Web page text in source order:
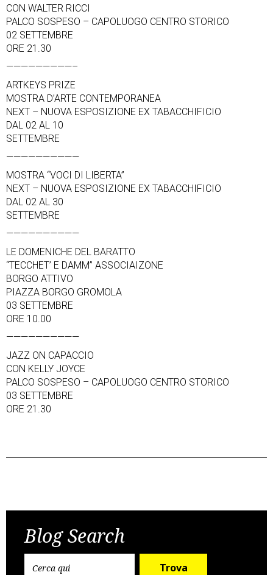
CON WALTER RICCI
PALCO SOSPESO – CAPOLUOGO CENTRO STORICO
02 SETTEMBRE
ORE 21.30
—————————–
ARTKEYS PRIZE
MOSTRA D’ARTE CONTEMPORANEA
NEXT – NUOVA ESPOSIZIONE EX TABACCHIFICIO
DAL 02 AL 10
SETTEMBRE
——————————
MOSTRA “VOCI DI LIBERTA”
NEXT – NUOVA ESPOSIZIONE EX TABACCHIFICIO
DAL 02 AL 30
SETTEMBRE
——————————
LE DOMENICHE DEL BARATTO
“TECCHET’ E DAMM” ASSOCIAIZONE
BORGO ATTIVO
PIAZZA BORGO GROMOLA
03 SETTEMBRE
ORE 10.00
——————————
JAZZ ON CAPACCIO
CON KELLY JOYCE
PALCO SOSPESO – CAPOLUOGO CENTRO STORICO
03 SETTEMBRE
ORE 21.30
navigation
Blog Search
Trova